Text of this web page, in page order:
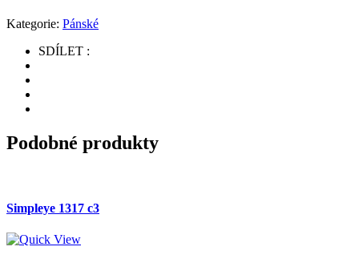
Kategorie: Pánské
SDÍLET :
Podobné produkty
Simpleye 1317 c3